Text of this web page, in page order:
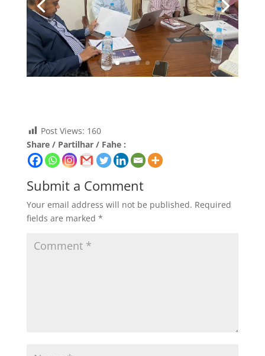
Post Views: 160
Share / Partilhar / Fahe :
Submit a Comment
Your email address will not be published. Required
fields are marked *